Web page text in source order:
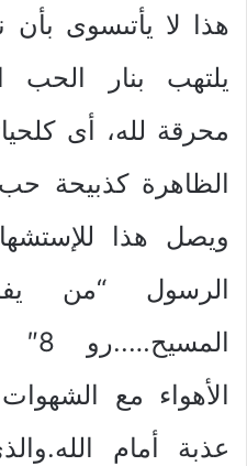
هذا لا يأتىسوى
يلتهب بنار الحب
محرقة لله، أى
الظاهرة كذبيحة
ويصل هذا
الرسول “من
الأهواء مع
عذبة أمام